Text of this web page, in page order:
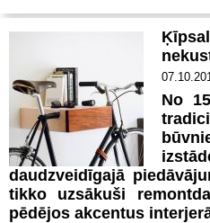
No
daudzveidīgajā
tikko uzsākuši
pēdējos akcentus